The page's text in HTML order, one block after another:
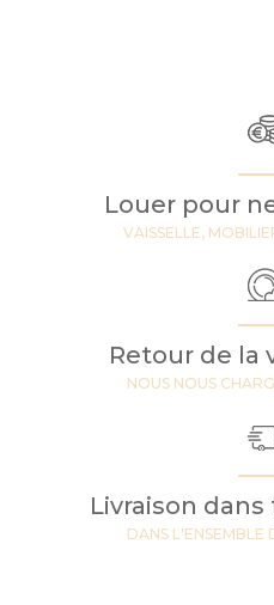
Louer pour
VAISSELLE,
Retour de la
NOUS NOUS
Livraison
DANS L'ENSEMBLE